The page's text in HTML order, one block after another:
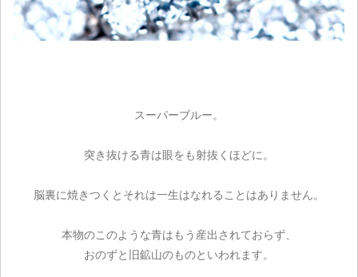
スーパーブルー。
突き抜ける青は眼をも射抜くほどに。
脳裏に焼きつくとそれは一生はなれることはありません。
本物のこのような青はもう産出されておらず、
おのずと旧鉱山のものといわれます。